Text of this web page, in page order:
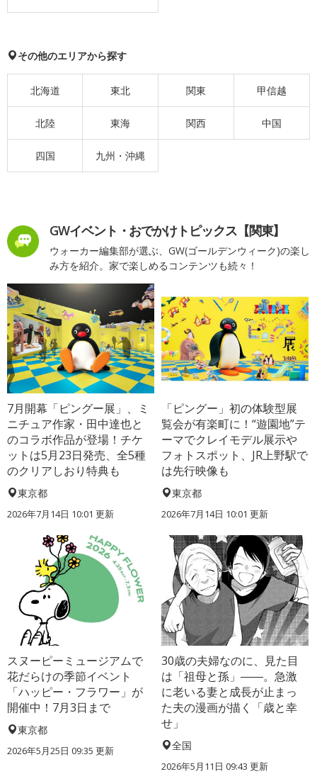
その他のエリアから探す
北海道 東北 関東 甲信越
北陸 東海 関西 中国
四国 九州・沖縄
GWイベント・おでかけトピックス【関東】
ウォーカー編集部が選ぶ、GW(ゴールデンウィーク)の楽し
み方を紹介。家で楽しめるコンテンツも続々！
7月開幕「ピングー展」、ミ
ニチュア作家・田中達也と
のコラボ作品が登場！チケ
ットは5月23日発売、全5種
のクリアしおり特典も
東京都
2026年7月14日 10:01 更新
「ピングー」初の体験型展
覧会が有楽町に！“遊園地”テ
ーマでクレイモデル展示や
フォトスポット、JR上野駅で
は先行映像も
東京都
2026年7月14日 10:01 更新
スヌーピーミュージアムで
花だらけの季節イベント
「ハッピー・フラワー」が
開催中！7月3日まで
東京都
2026年5月25日 09:35 更新
30歳の夫婦なのに、見た目
は「祖母と孫」――。急激
に老いる妻と成長が止まっ
た夫の漫画が描く「歳と幸
せ」
全国
2026年5月11日 09:43 更新